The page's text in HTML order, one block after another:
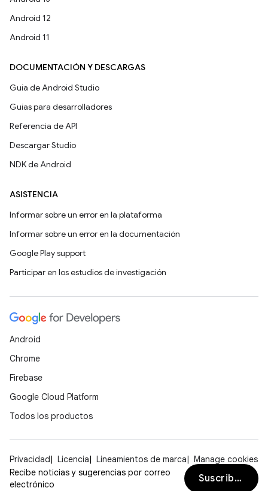
Android 12
Android 11
DOCUMENTACIÓN Y DESCARGAS
Guía de Android Studio
Guías para desarrolladores
Referencia de API
Descargar Studio
NDK de Android
ASISTENCIA
Informar sobre un error en la plataforma
Informar sobre un error en la documentación
Google Play support
Participar en los estudios de investigación
Android
Chrome
Firebase
Google Cloud Platform
Todos los productos
Privacidad Licencia Lineamientos de marca
Manage cookies
Recibe noticias y sugerencias por correo
electrónico
Suscribirse